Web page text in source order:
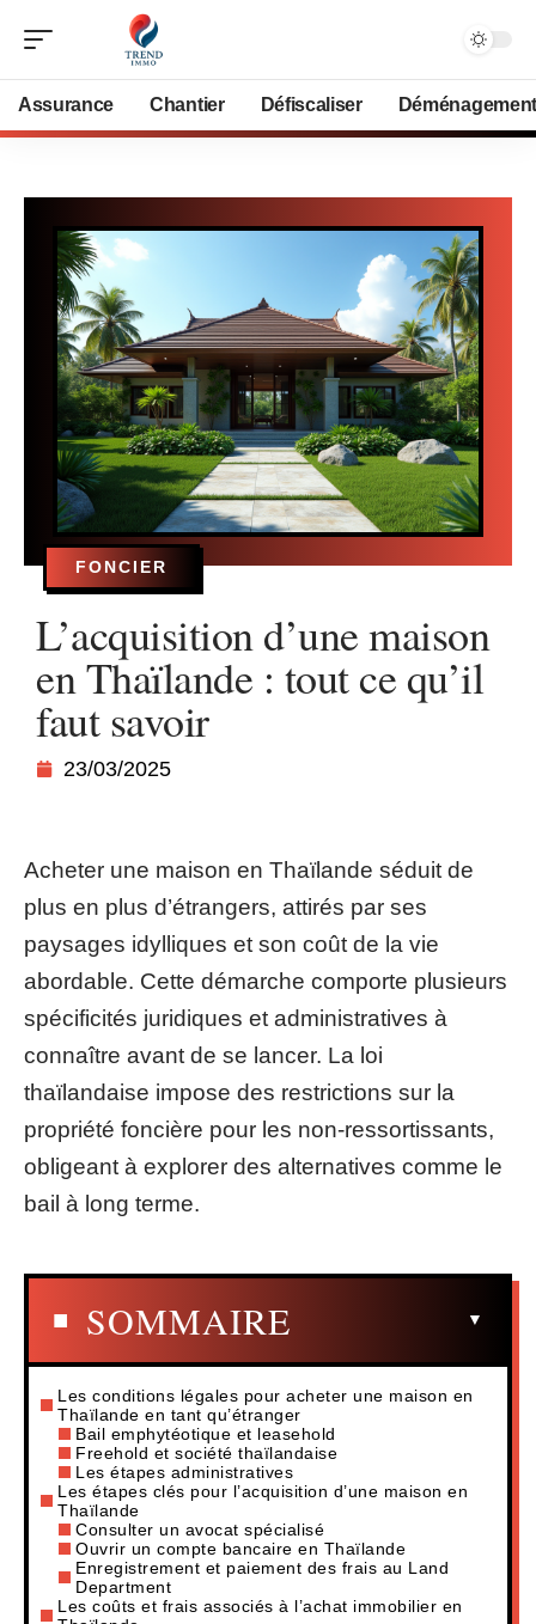
Assurance Chantier Défiscaliser Déménagement
FONCIER
L’acquisition d’une maison
en Thaïlande : tout ce qu’il
faut savoir
23/03/2025
Acheter une maison en Thaïlande séduit de
plus en plus d’étrangers, attirés par ses
paysages idylliques et son coût de la vie
abordable. Cette démarche comporte plusieurs
spécificités juridiques et administratives à
connaître avant de se lancer. La loi
thaïlandaise impose des restrictions sur la
propriété foncière pour les non-ressortissants,
obligeant à explorer des alternatives comme le
bail à long terme.
SOMMAIRE
Les conditions légales pour acheter une maison en
Thaïlande en tant qu’étranger
Bail emphytéotique et leasehold
Freehold et société thaïlandaise
Les étapes administratives
Les étapes clés pour l’acquisition d’une maison en
Thaïlande
Consulter un avocat spécialisé
Ouvrir un compte bancaire en Thaïlande
Enregistrement et paiement des frais au Land
Department
Les coûts et frais associés à l’achat immobilier en